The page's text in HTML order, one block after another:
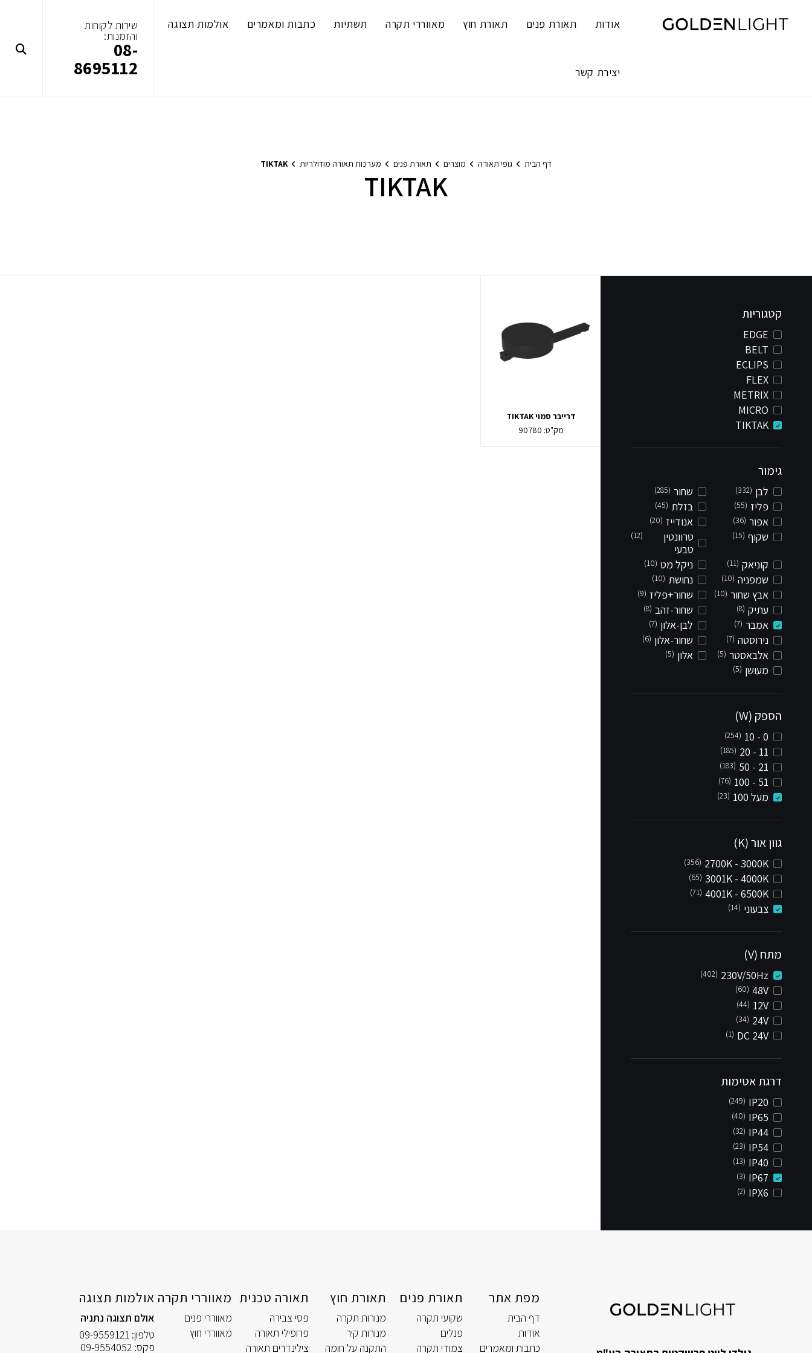
content
אודות תאורת פנים תאורת חוץ מאווררי תקרה תשתיות כתבות ומאמרים אולמות תצוגה
יצירת קשר
שירות לקוחות
והזמנות:
08-
8695112
דף הבית גופי תאורה מוצרים תאורת פנים מערכות תאורה מודולריות TIKTAK
TIKTAK
קטגוריות
EDGE
BELT
ECLIPS
FLEX
METRIX
MICRO
TIKTAK
גימור
לבן (332) שחור (285)
פליז (55) בזלת (45)
אפור (36) אנודייז (20)
שקוף (15)
טרוונטין
טבעי
(12)
קוניאק (11) ניקל מט (10)
שמפניה (10) נחושת (10)
אבץ שחור (10) שחור+פליז (9)
עתיק (8) שחור-זהב (8)
אמבר (7) לבן-אלון (7)
נירוסטה (7) שחור-אלון (6)
אלבאסטר (5) אלון (5)
מעושן (5)
הספק (W)
0 - 10
(254)
11 - 20
(185)
21 - 50
(183)
51 - 100
(76)
מעל 100 (23)
גוון אור (K)
2700K - 3000K
(356)
3001K - 4000K
(65)
4001K - 6500K
(71)
צבעוני (14)
מתח (V)
230V/50Hz
(402)
48V
(60)
12V
(44)
24V
(34)
DC 24V
(1)
דרגת אטימות
IP20
(249)
IP65
(40)
IP44
(32)
IP54
(23)
IP40
(13)
IP67
(3)
IPX6
(2)
דרייבר סמוי TIKTAK
מק"ט: 90780
מפת אתר
דף הבית
אודות
כתבות ומאמרים
תאורת פנים
שקועי תקרה
פנלים
צמודי תקרה
תאורת חוץ
מנורות תקרה
מנורות קיר
התקנה על חומה
תאורה טכנית
פסי צבירה
פרופילי תאורה
צילינדרים תאורה
מאווררי תקרה
מאווררי פנים
מאווררי חוץ
אולמות תצוגה
אולם תצוגה נתניה
טלפון: 09-9559121
פקס: 09-9554052